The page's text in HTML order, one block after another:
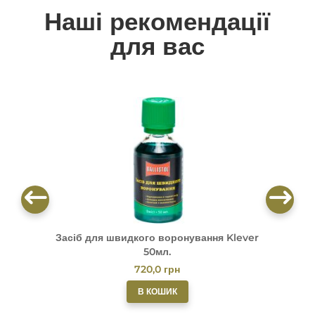
Наші рекомендації
для вас
Засіб для швидкого воронування Klever
50мл.
720,0 грн
В КОШИК